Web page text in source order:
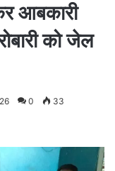
आबकारी
को जेल
0 33